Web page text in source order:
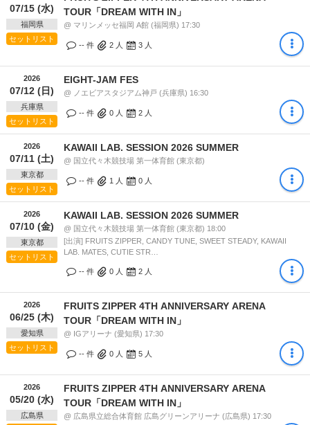
07/15 (水)
福岡県
セットリスト
TOUR「DREAM WITH IN」
@ マリンメッセ福岡 A館 (福岡県) 17:30
-- 件 2 人 3 人
2026
07/12 (日)
兵庫県
セットリスト
EIGHT-JAM FES
@ ノエビアスタジアム神戸 (兵庫県) 16:30
-- 件 0 人 2 人
2026
07/11 (土)
東京都
セットリスト
KAWAII LAB. SESSION 2026 SUMMER
@ 国立代々木競技場 第一体育館 (東京都)
-- 件 1 人 0 人
2026
07/10 (金)
東京都
セットリスト
KAWAII LAB. SESSION 2026 SUMMER
@ 国立代々木競技場 第一体育館 (東京都) 18:00
[出演] FRUITS ZIPPER, CANDY TUNE, SWEET STEADY, KAWAII
LAB. MATES, CUTIE STR…
-- 件 0 人 2 人
2026
06/25 (木)
愛知県
セットリスト
FRUITS ZIPPER 4TH ANNIVERSARY ARENA
TOUR「DREAM WITH IN」
@ IGアリーナ (愛知県) 17:30
-- 件 0 人 5 人
2026
05/20 (水)
広島県
FRUITS ZIPPER 4TH ANNIVERSARY ARENA
TOUR「DREAM WITH IN」
@ 広島県立総合体育館 広島グリーンアリーナ (広島県) 17:30